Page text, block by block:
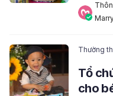
Thường
Tổ
cho